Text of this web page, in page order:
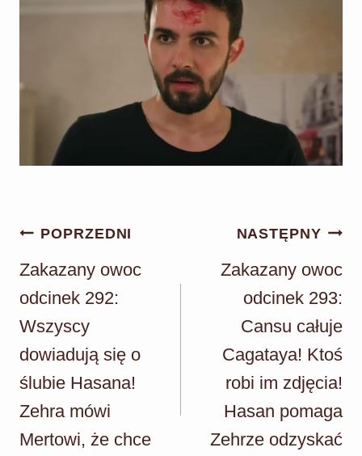
Nawigacja
wpisu
POPRZEDNI
Zakazany owoc
odcinek 292:
Wszyscy
dowiadują się o
ślubie Hasana!
Zehra mówi
Mertowi, że chce
NASTĘPNY
Zakazany owoc
odcinek 293:
Cansu całuje
Cagataya! Ktoś
robi im zdjęcia!
Hasan pomaga
Zehrze odzyskać